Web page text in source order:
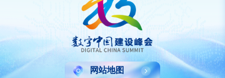
网站地图